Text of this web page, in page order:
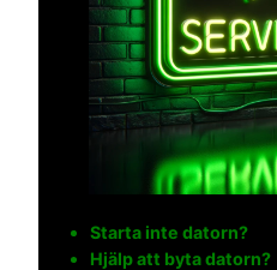
Starta inte datorn?
Hjälp att byta datorn?